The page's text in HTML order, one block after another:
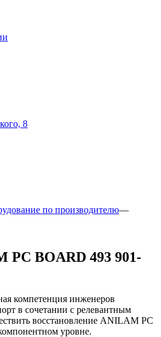
8
по производителю—
PC BOARD 493 901-
компетенция инженеров
в сочетании с релевантным
восстановление ANILAM PC
уровне.